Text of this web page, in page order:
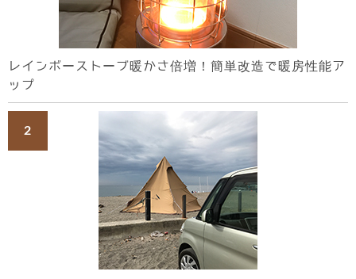
レインボーストーブ暖かさ倍増！簡単改造で暖房性能ア
ップ